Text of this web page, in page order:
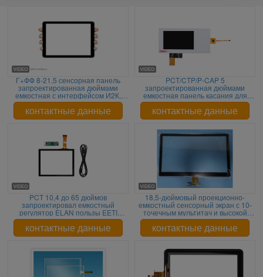
Г+ФФ 8-21.5 сенсорная панель
запроектированная дюймами
емкостная с интерфейсом И2К,
панелью экрана касания Лкд
контактные данные
PCT/CTP/P-CAP 5
запроектированная дюймами
емкостная панель касания для
промышленного, FCC CE
контактные данные
PCT 10,4 до 65 дюймов
запроектировал емкостный
регулятор ELAN пользы EETI
LLITEK панели касания
контактные данные
18,5-дюймовый проекционно-
емкостный сенсорный экран с 10-
точечным мультитач и высокой
светопередачей
контактные данные